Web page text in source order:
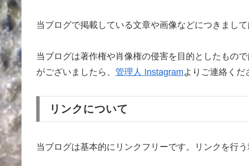
当ブログで掲載している文章や画像などにつきまし
当ブログは著作権や肖像権の侵害を目的としたもの
がございましたら、 管理人 Instagramよりご連絡くだ
リンクについて
当ブログは基本的にリンクフリーです。リンクを行